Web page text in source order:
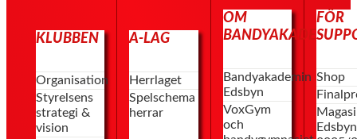
KLUBBEN
Organisation
Styrelsens
strategi &
vision
A-LAG
Herrlaget
Spelschema
herrar
OM
BANDYAKADEMIN
Bandyakademin
Edsbyn
VoxGym
och
FÖR
Shop
Edsbyn